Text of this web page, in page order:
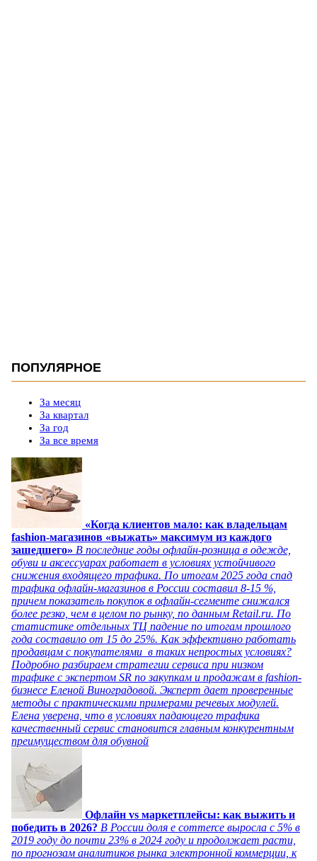
ПОПУЛЯРНОЕ
За месяц
За квартал
За год
За все время
«Когда клиентов мало: как владельцам
fashion-магазинов «выжать» максимум из каждого
зашедшего» В последние годы офлайн-розница в одежде,
обуви и аксессуарах работает в условиях устойчивого
снижения входящего трафика. По итогам 2025 года спад
трафика офлайн-магазинов в России составил 8-15 %,
причем показатель покупок в офлайн-сегменте снижался
более резко, чем в целом по рынку, по данным Retail.ru. По
статистике отдельных ТЦ падение по итогам прошлого
года составило от 15 до 25%. Как эффективно работать
продавцам с покупателями в таких непростых условиях?
Подробно разбираем стратегии сервиса при низком
трафике с экспертом SR по закупкам и продажам в fashion-
бизнесе Еленой Виноградовой. Эксперт дает проверенные
методы с практическими примерами речевых модулей.
Елена уверена, что в условиях падающего трафика
качественный сервис становится главным конкурентным
преимуществом для обувной
Офлайн vs маркетплейсы: как выжить и
победить в 2026? В России доля e commerce выросла с 5% в
2019 году до почти 23% в 2024 году и продолжает расти,
по прогнозам аналитиков рынка электронной коммерции, к